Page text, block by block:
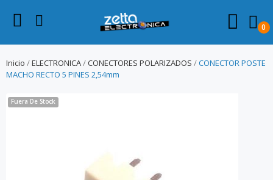
0
Inicio ELECTRONICA CONECTORES POLARIZADOS
CONECTOR POSTE
MACHO RECTO 5 PINES 2,54mm
Fuera De Stock